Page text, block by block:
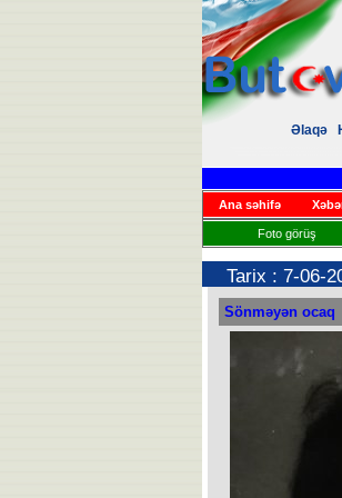
Əlaqə
Ana səhifə
Foto görüş
Tarix : 7-06-
Sönməyən ocaq